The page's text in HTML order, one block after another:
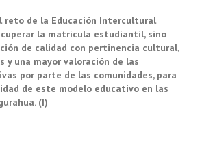
reto de la Educación Intercultural
la matrícula estudiantil, sino
de calidad con pertinencia cultural,
y una mayor valoración de las
por parte de las comunidades, para
de este modelo educativo en las
(I)